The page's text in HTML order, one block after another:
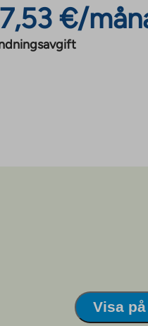
€/
Visa